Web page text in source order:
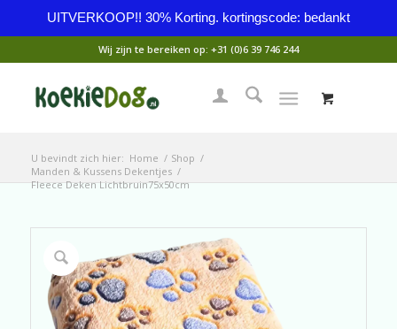
UITVERKOOP!! 30% Korting. kortingscode: bedankt
Wij zijn te bereiken op: +31 (0)6 39 746 244
U bevindt zich hier: Home / Shop /
Manden & Kussens Dekentjes /
Fleece Deken Lichtbruin75x50cm